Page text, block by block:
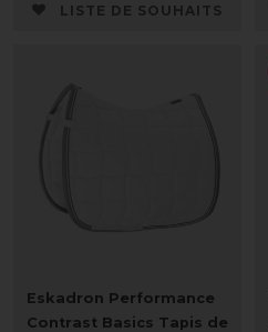
LISTE DE SOUHAITS
Eskadron Performance
Contrast Basics Tapis de